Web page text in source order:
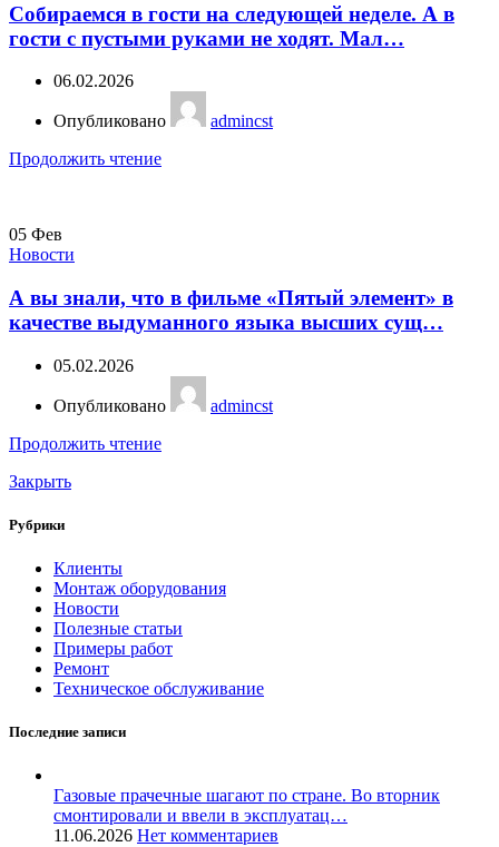
Собираемся в гости на следующей неделе. А в
гости с пустыми руками не ходят. Мал…
06.02.2026
Опубликовано
admincst
Продолжить чтение
05 Фев
Новости
А вы знали, что в фильме «Пятый элемент» в
качестве выдуманного языка высших сущ…
05.02.2026
Опубликовано
admincst
Продолжить чтение
Закрыть
Рубрики
Клиенты
Монтаж оборудования
Новости
Полезные статьи
Примеры работ
Ремонт
Техническое обслуживание
Последние записи
Газовые прачечные шагают по стране. Во вторник
смонтировали и ввели в эксплуатац…
11.06.2026 Нет комментариев